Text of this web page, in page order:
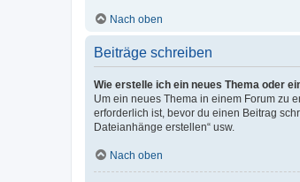
Nach oben
Beiträge schreiben
Wie erstelle ich ein neues Thema oder
Um ein neues Thema in einem Forum zu
erforderlich ist, bevor du einen Beitrag
Dateianhänge erstellen“ usw.
Nach oben